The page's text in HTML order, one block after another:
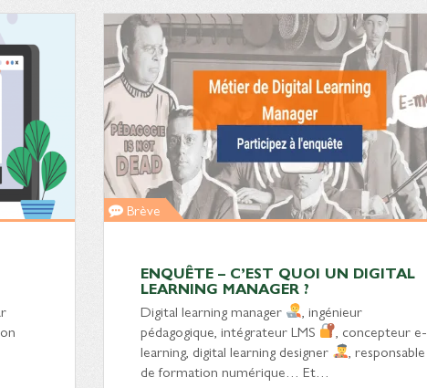
Brève
ENQUÊTE – C’EST QUOI UN DIGITAL
LEARNING MANAGER ?
Digital learning manager
, ingénieur
pédagogique, intégrateur LMS
, concepteur e-
learning, digital learning designer
, responsable
de formation numérique… Et…